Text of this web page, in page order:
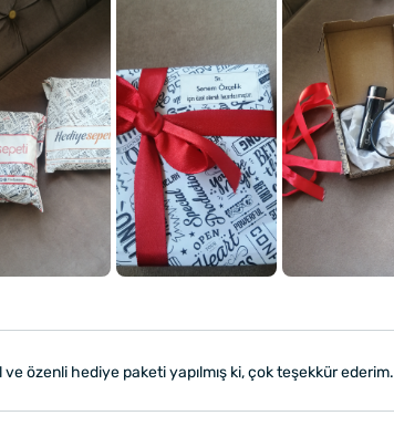
özenli hediye paketi yapılmış ki, çok teşekkür ederim.